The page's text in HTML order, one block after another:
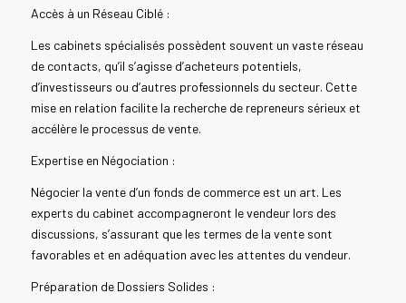
Accès à un Réseau Ciblé :
Les cabinets spécialisés possèdent souvent un vaste réseau
de contacts, qu’il s’agisse d’acheteurs potentiels,
d’investisseurs ou d’autres professionnels du secteur. Cette
mise en relation facilite la recherche de repreneurs sérieux et
accélère le processus de vente.
Expertise en Négociation :
Négocier la vente d’un fonds de commerce est un art. Les
experts du cabinet accompagneront le vendeur lors des
discussions, s’assurant que les termes de la vente sont
favorables et en adéquation avec les attentes du vendeur.
Préparation de Dossiers Solides :